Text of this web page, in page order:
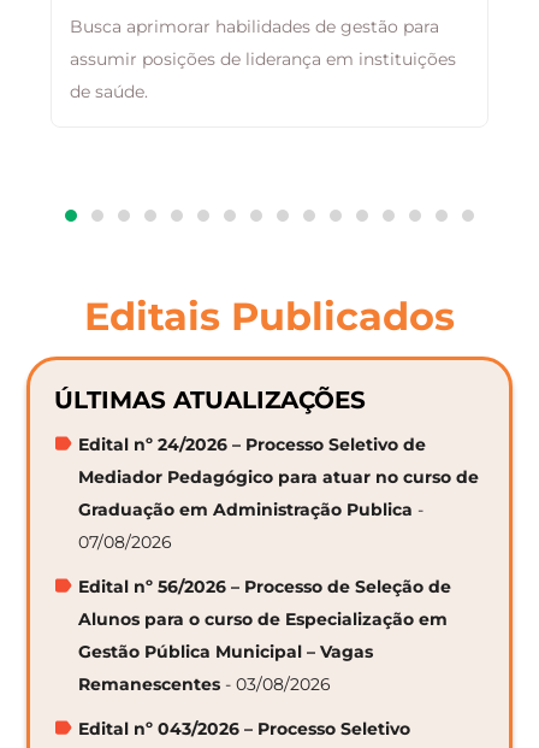
Busca aprimorar habilidades de gestão para
assumir posições de liderança em instituições
de saúde.
Editais Publicados
ÚLTIMAS ATUALIZAÇÕES
Edital nº 24/2026 – Processo Seletivo de
Mediador Pedagógico para atuar no curso de
Graduação em Administração Publica -
07/08/2026
Edital nº 56/2026 – Processo de Seleção de
Alunos para o curso de Especialização em
Gestão Pública Municipal – Vagas
Remanescentes - 03/08/2026
Edital nº 043/2026 – Processo Seletivo